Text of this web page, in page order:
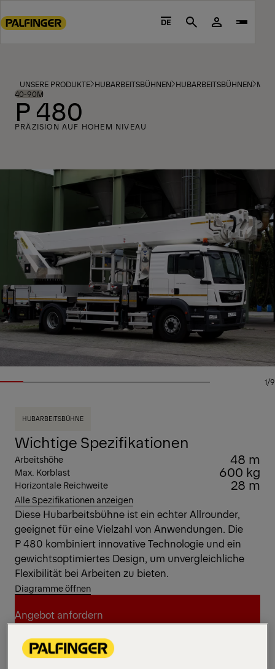
to
footer
content
DE Search
UNSERE PRODUKTE HUBARBEITSBÜHNEN HUBARBEITSBÜHNEN
40-90M
P 480
PRÄZISION AUF HOHEM NIVEAU
1/9
HUBARBEITSBÜHNE
Wichtige Spezifikationen
Arbeitshöhe 48 m
Max. Korblast 600 kg
Horizontale Reichweite 28 m
Alle Spezifikationen anzeigen
Diese Hubarbeitsbühne ist ein echter Allrounder,
geeignet für eine Vielzahl von Anwendungen. Die
P 480 kombiniert innovative Technologie und ein
gewichtsoptimiertes Design, um unvergleichliche
Flexibilität bei Arbeiten zu bieten.
Diagramme öffnen
Angebot anfordern
Angebot anfordern
Vertriebspartner finden